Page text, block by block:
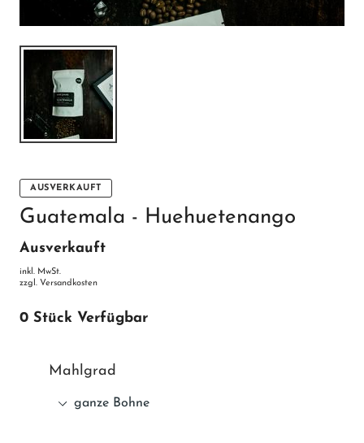
AUSVERKAUFT
Guatemala - Huehuetenango
Ausverkauft
inkl. MwSt.
zzgl. Versandkosten
0 Stück Verfügbar
Mahlgrad